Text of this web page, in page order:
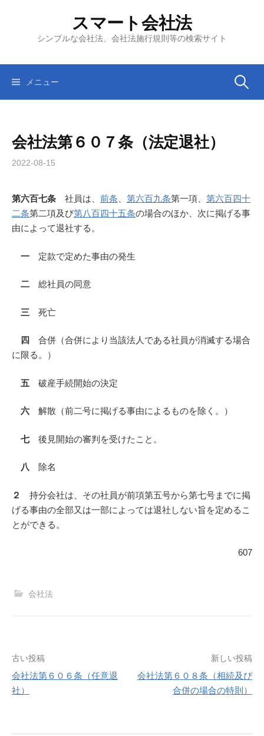
ツ
スマート会社法
シンプルな会社法、会社法施行規則等の検索サイト
メニュー 検
会社法第６０７条（法定退社）
2022-08-15
第六百七条 社員は、 前条 第六百九条第一項、 第六百四十
二条第二項及び第八百四十五条の場合のほか、次に掲げる事
由によって退社する。
一 定款で定めた事由の発生
二 総社員の同意
三 死亡
四 合併（合併により当該法人である社員が消滅する場合
に限る。）
五 破産手続開始の決定
六 解散（前二号に掲げる事由によるものを除く。）
七後見開始の審判を受けたこと。
八 除名
２
持分会社は、その社員が前項第五号から第七号までに掲
げる事由の全部又は一部によっては退社しない旨を定めるこ
とができる。
607
会社法
投
稿
古い投稿
会社法第６０６条（任意退
社）
新しい投稿
会社法第６０８条（相続及び
合併の場合の特則）